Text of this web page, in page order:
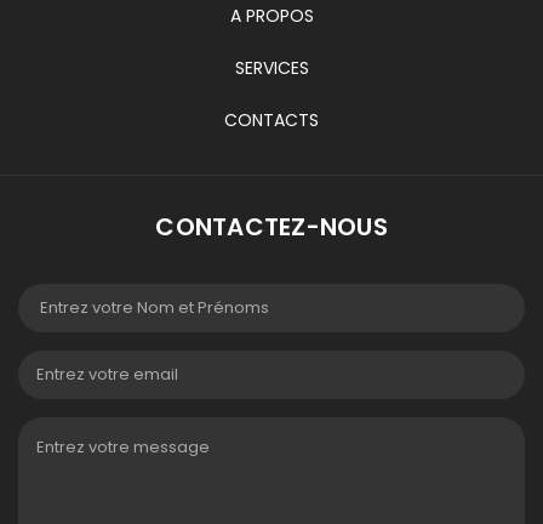
A PROPOS
SERVICES
CONTACTS
CONTACTEZ-NOUS